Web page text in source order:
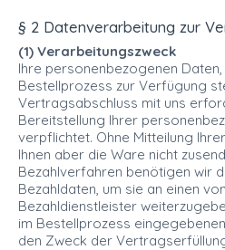
§ 2 Datenverarbeitung zur
(1) Verarbeitungszweck
Ihre personenbezogenen Daten,
Bestellprozess zur Verfügung
Vertragsabschluss mit uns
Bereitstellung Ihrer
verpflichtet. Ohne Mitteilung
Ihnen aber die Ware nicht
Bezahlverfahren benötigen wir
Bezahldaten, um sie an einen
Bezahldienstleister
im Bestellprozess
den Zweck der